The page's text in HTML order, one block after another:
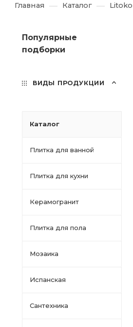
Главная — Каталог —
Популярные
подборки
ВИДЫ ПРОДУКЦИИ
Каталог
Плитка для ванной
Плитка для кухни
Керамогранит
Плитка для пола
Мозаика
Испанская
Сантехника